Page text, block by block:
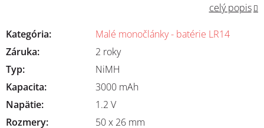
celý popis
Kategória:
Malé monočlánky - batérie LR14
Záruka:
2 roky
Typ:
NiMH
Kapacita:
3000 mAh
Napätie:
1.2 V
Rozmery:
50 x 26 mm